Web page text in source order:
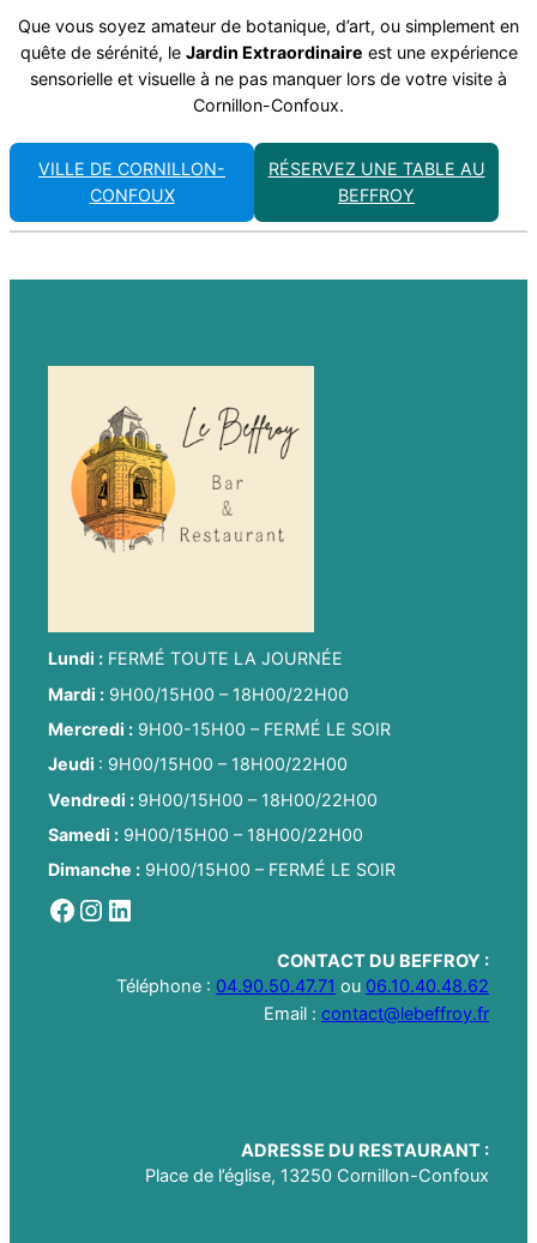
Que vous soyez amateur de botanique, d’art, ou simplement en
quête de sérénité, le Jardin Extraordinaire est une expérience
sensorielle et visuelle à ne pas manquer lors de votre visite à
Cornillon-Confoux.
VILLE DE CORNILLON-
CONFOUX
RÉSERVEZ UNE TABLE AU
BEFFROY
Lundi : FERMÉ TOUTE LA JOURNÉE
Mardi : 9H00/15H00 – 18H00/22H00
Mercredi : 9H00-15H00 – FERMÉ LE SOIR
Jeudi : 9H00/15H00 – 18H00/22H00
Vendredi : 9H00/15H00 – 18H00/22H00
Samedi : 9H00/15H00 – 18H00/22H00
Dimanche : 9H00/15H00 – FERMÉ LE SOIR
Facebook Instagram LinkedIn
CONTACT DU BEFFROY :
Téléphone : 04.90.50.47.71 ou 06.10.40.48.62
Email : contact@lebeffroy.fr
ADRESSE DU RESTAURANT :
Place de l’église, 13250 Cornillon-Confoux